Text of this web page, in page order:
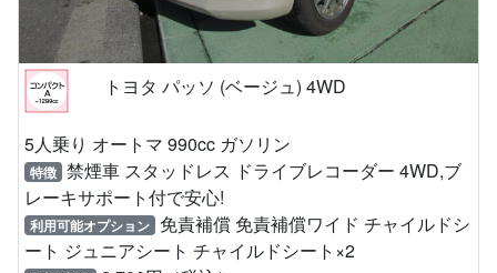
トヨタ パッソ (ベージュ) 4WD
5人乗り オートマ 990cc ガソリン
特徴 禁煙車 スタッドレス ドライブレコーダー 4WD,ブ
レーキサポート付で安心!
利用可能オプション 免責補償 免責補償ワイド チャイルドシ
ート ジュニアシート チャイルドシート×2